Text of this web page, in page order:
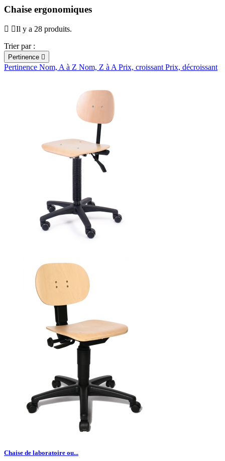
Chaise ergonomiques
Il y a 28 produits.
Trier par :
Pertinence 
Pertinence Nom, A à Z Nom, Z à A Prix, croissant Prix, décroissant
Chaise de laboratoire ou...